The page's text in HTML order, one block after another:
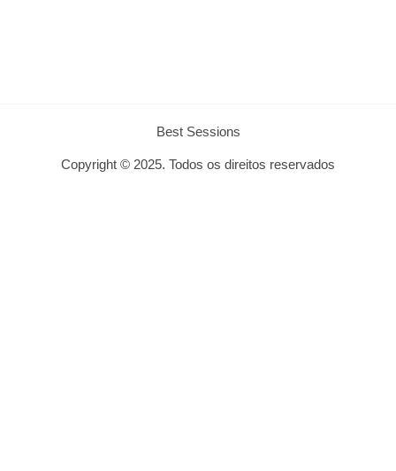
Best Sessions
Copyright © 2025. Todos os direitos reservados